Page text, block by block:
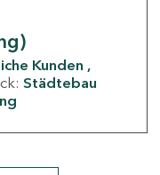
Kunden
Städtebau